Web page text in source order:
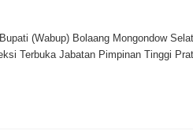
(Wabup) Bolaang Mongondow
Terbuka Jabatan Pimpinan Tinggi